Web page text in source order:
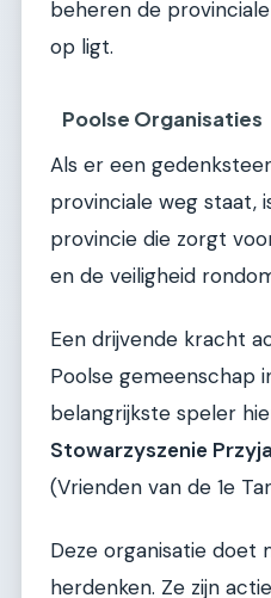
beheren de
op ligt.
Poolse Organisaties
Als er een
provinciale weg staat,
provincie die zorgt
en de veiligheid
Een drijvende kracht
Poolse gemeenschap
belangrijkste speler
Stowarzyszenie
(Vrienden van de 1e
Deze organisatie doet
herdenken. Ze zijn